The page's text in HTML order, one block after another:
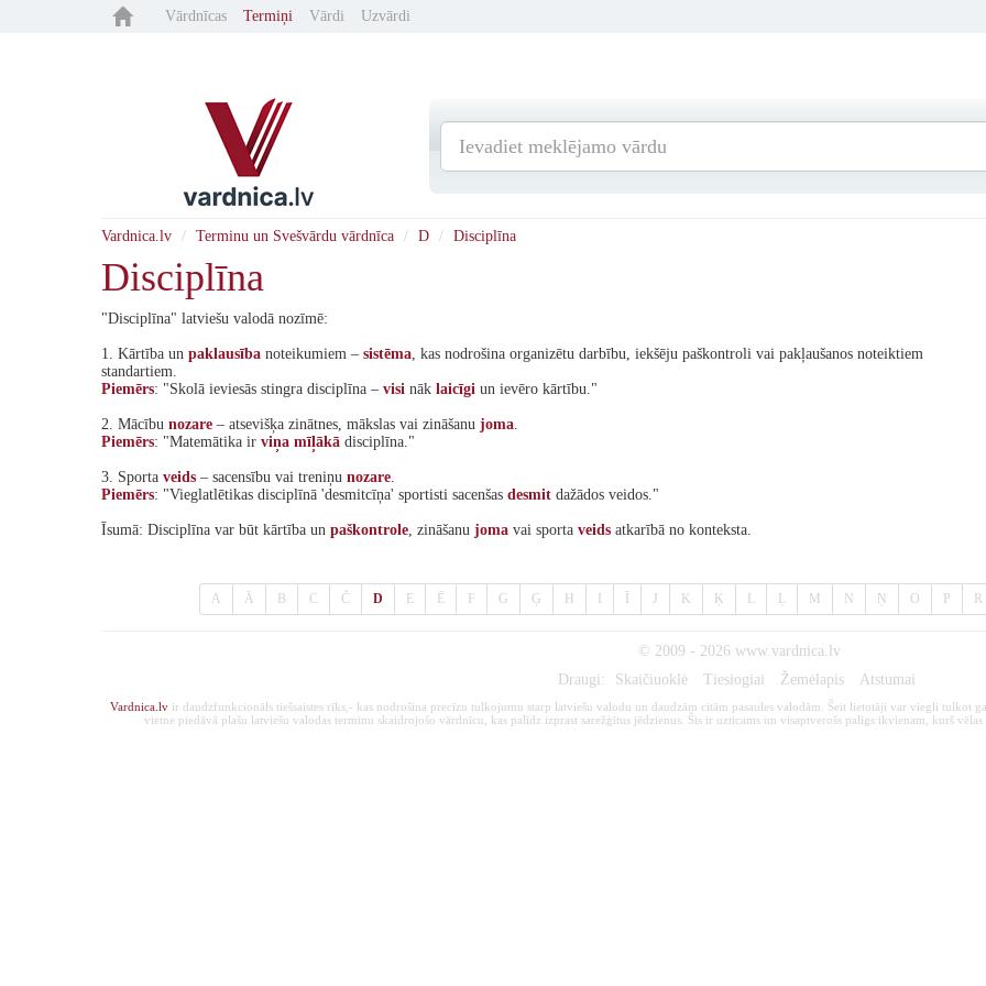
Vārdnīcas Termiņi Vārdi Uzvārdi
Vardnica.lv Terminu un Svešvārdu vārdnīca D Disciplīna
Disciplīna
"Disciplīna" latviešu valodā nozīmē:
1. Kārtība un paklausība noteikumiem – sistēma, kas nodrošina organizētu darbību, iekšēju paškontroli vai pakļaušanos noteiktiem
standartiem.
Piemērs: "Skolā ieviesās stingra disciplīna – visi nāk laicīgi un ievēro kārtību."
2. Mācību nozare – atsevišķa zinātnes, mākslas vai zināšanu joma.
Piemērs: "Matemātika ir viņa mīļākā disciplīna."
3. Sporta veids – sacensību vai treniņu nozare.
Piemērs: "Vieglatlētikas disciplīnā 'desmitcīņa' sportisti sacenšas desmit dažādos veidos."
Īsumā: Disciplīna var būt kārtība un paškontrole, zināšanu joma vai sporta veids atkarībā no konteksta.
A Ā B C Č D E Ē F G Ģ H J K Ķ L Ļ M N Ņ O P R
© 2009 - 2026 www.vardnica.lv
Draugi:
Skaičiuoklė Tiesiogiai Žemėlapis Atstumai
Vardnica.lvir daudzfunkcionāls tiešsaistes rīks,- kas nodrošina precīzu tulkojumu starp latviešu valodu un daudzām citām pasaules valodām. Šeit lietotāji var viegli tulkot
vietne piedāvā plašu latviešu valodas terminu skaidrojošo vārdnīcu, kas palīdz izprast sarežģītus jēdzienus. Šis ir uzticams un visaptverošs palīgs ikvienam, kurš vēlas